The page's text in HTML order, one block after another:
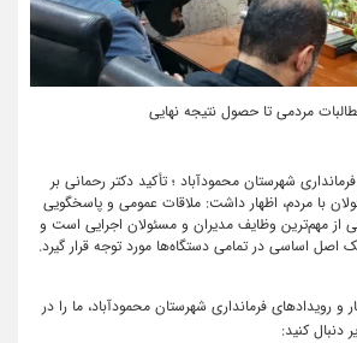
مردمی تا حصول نتیجه نهایی
شهرستان محمودآباد ؛ تأکید دکتر رحمانی بر
با مردم، اظهار داشت: ملاقات عمومی و پاسخگویی
از مهم‌ترین وظایف مدیران و مسئولان اجرایی است و
اصل اساسی در تمامی دستگاه‌ها مورد توجه قرار گیرد.
و رویدادهای فرمانداری شهرستان محمودآباد، ما را در
کنید: